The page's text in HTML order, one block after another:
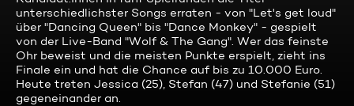
unterschiedlichster Songs erraten - von "Let's get loud"
über "Dancing Queen" bis "Dance Monkey" - gespielt
von der Live-Band "Wolf & The Gang". Wer das feinste
Ohr beweist und die meisten Punkte erspielt, zieht ins
Finale ein und hat die Chance auf bis zu 10.000 Euro.
Heute treten Jessica (25), Stefan (47) und Stefanie (51)
gegeneinander an.